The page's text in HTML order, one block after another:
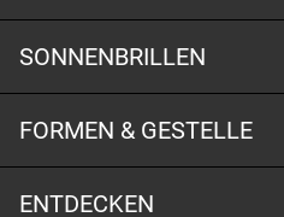
SONNENBRILLEN
FORMEN & GESTELLE
ENTDECKEN